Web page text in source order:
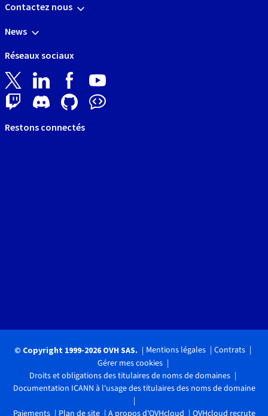
Contactez nous
News
Réseaux sociaux
Restons connectés
© Copyright 1999-2026 OVH SAS. Mentions légales
Contrats
Gérer mes cookies
Droits et obligations des titulaires de noms de domaines
Documentation ICANN à l'usage des titulaires des noms de domaine
Paiements Plan de site A propos d'OVHcloud OVHcloud recrute